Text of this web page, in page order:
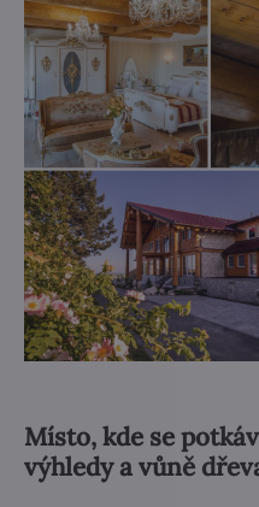
Místo, kde se
výhledy a vůně